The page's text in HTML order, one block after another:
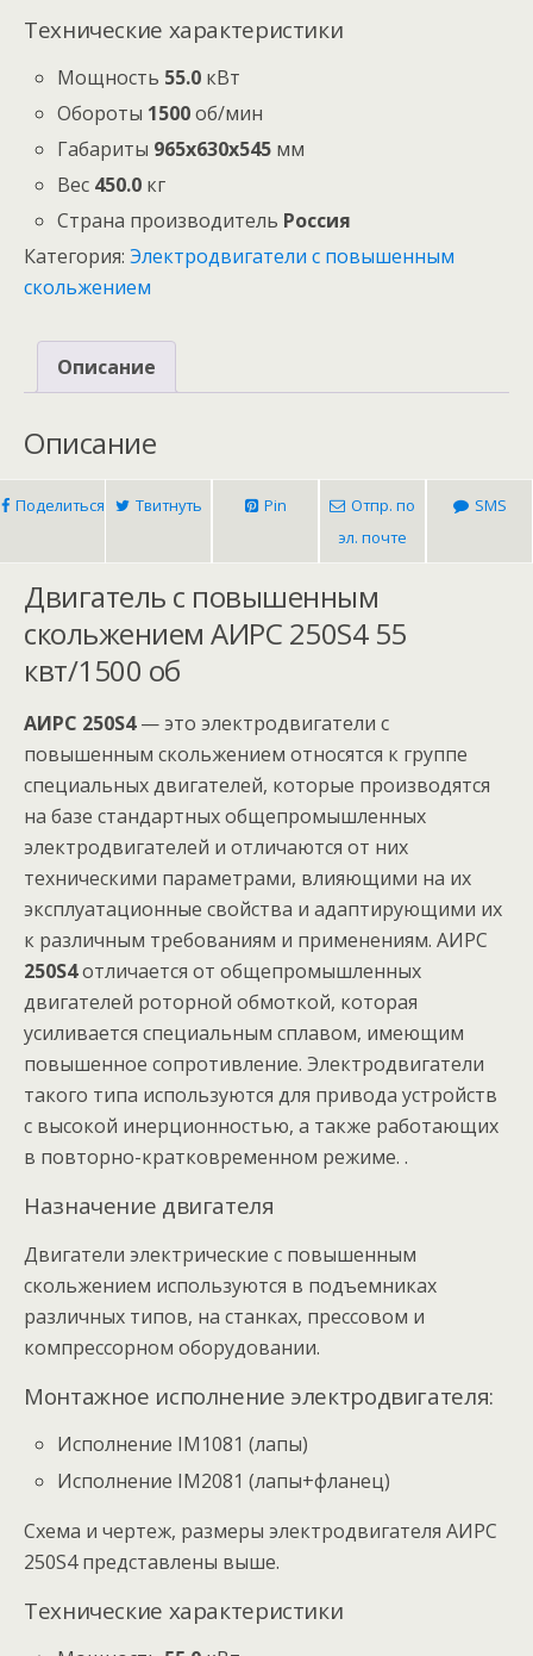
Технические характеристики
Мощность 55.0 кВт
Обороты 1500об/мин
Габариты 965x630x545 мм
Вес 450.0 кг
Страна производитель Россия
Категория: Электродвигатели с повышенным
скольжением
Описание
Описание
Поделиться Твитнуть Pin
Отпр. по
эл. почте
SMS
Двигатель с повышенным
скольжением АИРС 250S4 55
квт/1500 об
АИРС 250S4— это электродвигатели с
повышенным скольжением относятся к группе
специальных двигателей, которые производятся
на базе стандартных общепромышленных
электродвигателей и отличаются от них
техническими параметрами, влияющими на их
эксплуатационные свойства и адаптирующими их
к различным требованиям и применениям. АИРС
250S4отличается от общепромышленных
двигателей роторной обмоткой, которая
усиливается специальным сплавом, имеющим
повышенное сопротивление. Электродвигатели
такого типа используются для привода устройств
с высокой инерционностью, а также работающих
в повторно-кратковременном режиме. .
Назначение двигателя
Двигатели электрические с повышенным
скольжением используются в подъемниках
различных типов, на станках, прессовом и
компрессорном оборудовании.
Монтажное исполнение электродвигателя:
Исполнение IM1081 (лапы)
Исполнение IM2081 (лапы+фланец)
Схема и чертеж, размеры электродвигателя АИРС
250S4 представлены выше.
Технические характеристики